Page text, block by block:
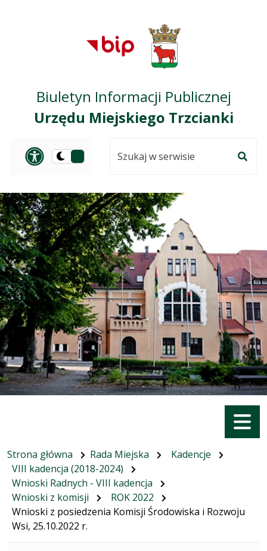
Przejdź do
głównego menu
Przejdź do treści
Przejdź do mapy
serwisu
Biuletyn Informacji Publicznej
Urzędu Miejskiego Trzcianki
Panel dostosowania
Przełącz
ciemną
serwisie
Menu
Strona główna Rada Miejska
Kadencje
VIII kadencja (2018-2024)
Wnioski Radnych - VIII kadencja
Wnioski z komisji
ROK 2022
Wnioski z posiedzenia Komisji Środowiska i Rozwoju
Wsi, 25.10.2022 r.